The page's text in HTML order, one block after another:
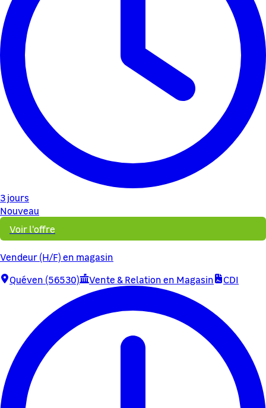
3 jours
Nouveau
Voir l'offre
Vendeur (H/F) en magasin
Quéven (56530)
Vente & Relation en Magasin CDI